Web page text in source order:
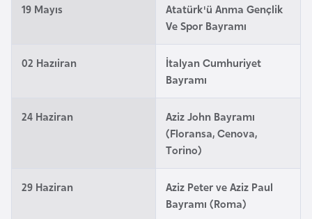
19 Mayıs
Atatürk'ü Anma Gençlik
Ve Spor Bayramı
02 Hazıiran
İtalyan Cumhuriyet
Bayramı
24 Haziran
Aziz John Bayramı
(Floransa, Cenova,
Torino)
29 Haziran
Aziz Peter ve Aziz Paul
Bayramı (Roma)
d
e
u